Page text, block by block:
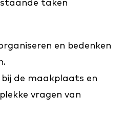
taken
en bedenken
de maakplaats en
vragen van